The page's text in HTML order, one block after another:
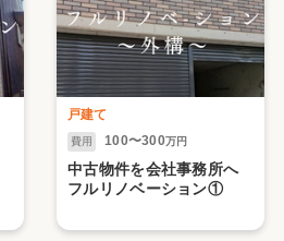
戸建て
費用 100〜300万円
中古物件を会社事務所へ
フルリノベーション①